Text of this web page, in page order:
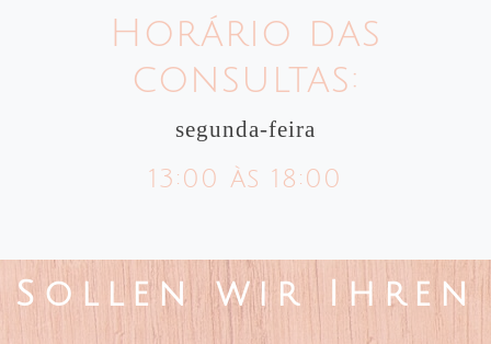
Horário das
consultas:
segunda-feira
13:00 às 18:00
Sollen wir Ihren